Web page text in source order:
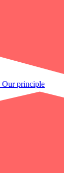
Our principle